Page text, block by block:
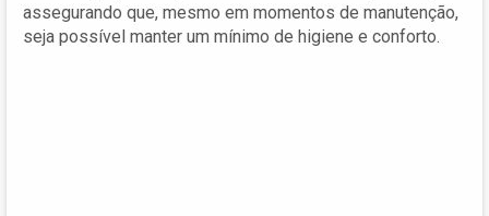
assegurando que, mesmo em momentos de manutenção,
seja possível manter um mínimo de higiene e conforto.